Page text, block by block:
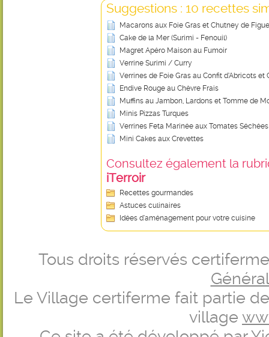
Suggestions : 10 recettes
Macarons aux Foie Gras et Chutney de
Cake de la Mer (Surimi - Fenouil)
Magret Apéro Maison au Fumoir
Verrine Surimi / Curry
Verrines de Foie Gras au Confit d’Abricots et
Endive Rouge au Chèvre Frais
Muffins au Jambon, Lardons et Tomme de
Minis Pizzas Turques
Verrines Feta Marinée aux Tomates Séchées
Mini Cakes aux Crevettes
Consultez également la
iTerroir
Recettes gourmandes
Astuces culinaires
Idées d’aménagement pour votre cuisine
Tous droits réservés
Le Village certiferme fait partie
village